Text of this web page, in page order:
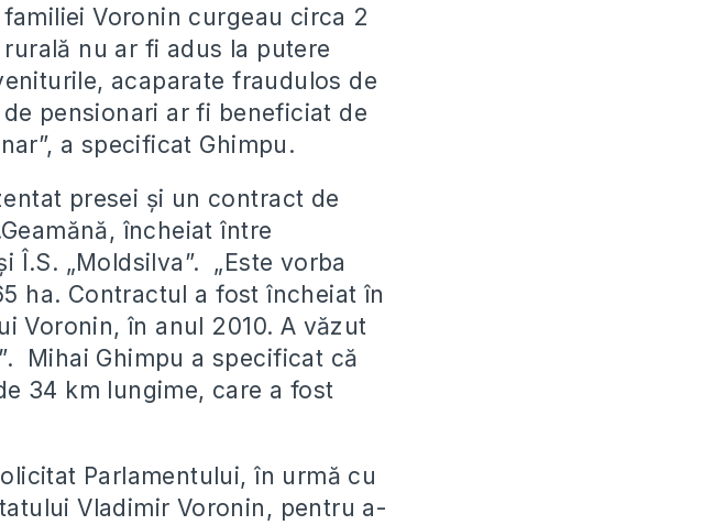
Voronin curgeau circa 2
nu ar fi adus la putere
acaparate fraudulos de
pensionari ar fi beneficiat de
a specificat Ghimpu.
presei şi un contract de
încheiat între
Î.S. „Moldsilva”. „Este vorba
ha. Contractul a fost încheiat în
Voronin, în anul 2010. A văzut
Mihai Ghimpu a specificat că
34 km lungime, care a fost
Parlamentului, în urmă cu
Vladimir Voronin, pentru a-